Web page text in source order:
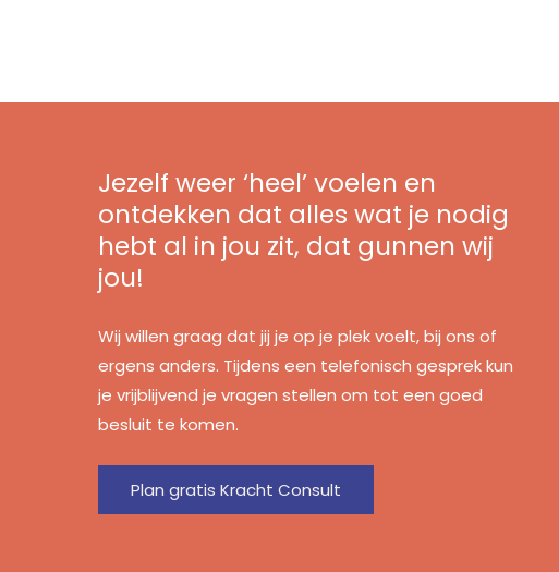
Jezelf weer ‘heel’ voelen en
ontdekken dat alles wat je nodig
hebt al in jou zit, dat gunnen wij
jou!
Wij willen graag dat jij je op je plek voelt, bij ons of
ergens anders. Tijdens een telefonisch gesprek kun
je vrijblijvend je vragen stellen om tot een goed
besluit te komen.
Plan gratis Kracht Consult